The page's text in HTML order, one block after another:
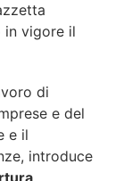
in vigore il
di
e del
e il
introduce